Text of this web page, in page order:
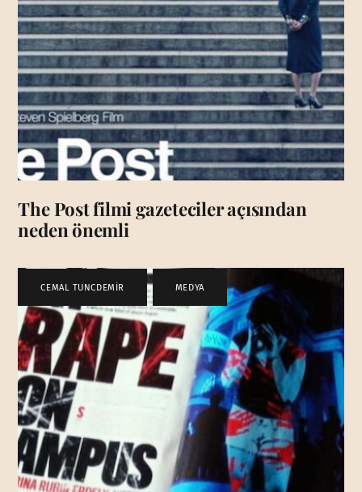
The Post filmi gazeteciler açısından
neden önemli
CEMAL TUNCDEMİR , MEDYA